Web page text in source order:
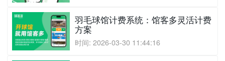
羽毛球馆计费系统：馆客多灵活计费
方案
时间: 2026-03-30 11:44:16